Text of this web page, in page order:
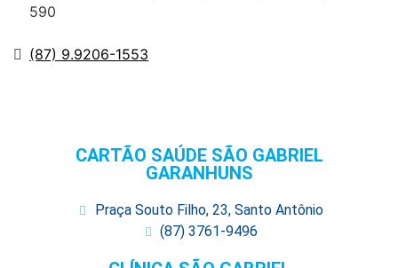
590
(87) 9.9206-1553
CARTÃO SAÚDE SÃO GABRIEL
GARANHUNS
Praça Souto Filho, 23, Santo Antônio
(87) 3761-9496